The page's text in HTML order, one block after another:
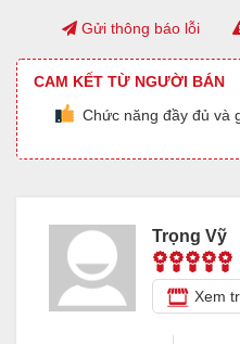
Gửi thông báo lỗi
CAM KẾT TỪ NGƯỜI BÁN
Chức năng đầy đủ và
Trọng Vỹ
Xem